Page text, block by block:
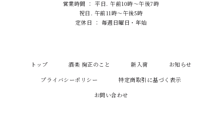
営業時間 ： 平日. 午前10時～午後7時
祝日. 午前11時～午後5時
定休日 ： 毎週日曜日・年始
トップ 酒楽 掬正のこと 新入荷
お知らせ
プライバシーポリシー
特定商取引に基づく表示
お問い合わせ